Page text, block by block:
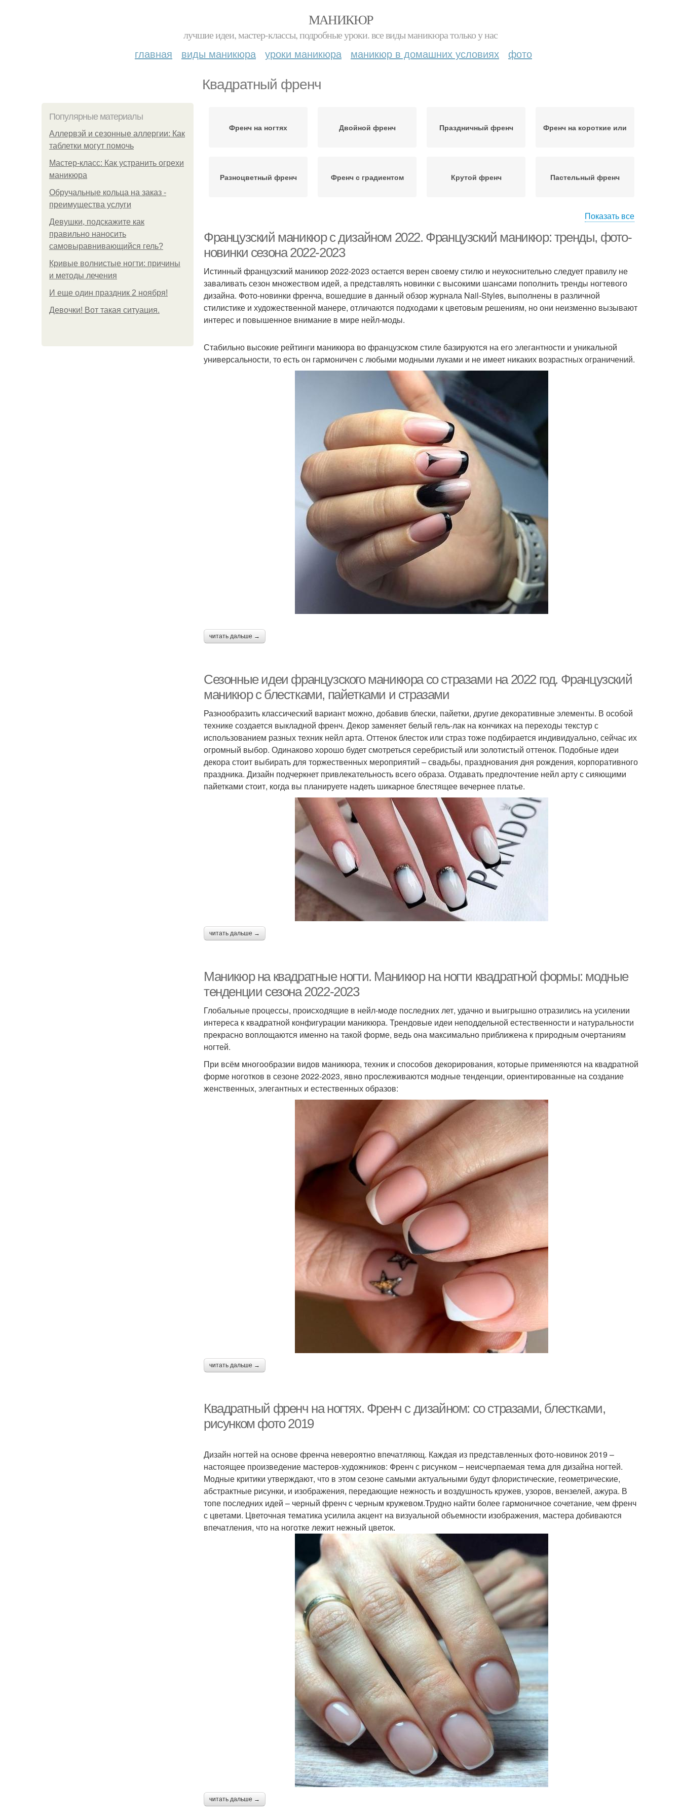
МАНИКЮР
лучшие идеи, мастер-классы, подробные уроки. все виды маникюра только у нас
главная виды маникюра уроки маникюра маникюр в домашних условиях фото
Квадратный френч
Популярные материалы
Аллервэй и сезонные аллергии: Как
таблетки могут помочь
Мастер-класс: Как устранить огрехи
маникюра
Обручальные кольца на заказ -
преимущества услуги
Девушки, подскажите как
правильно наносить
самовыравнивающийся гель?
Кривые волнистые ногти: причины
и методы лечения
И еще один праздник 2 ноября!
Девочки! Вот такая ситуация.
Френч на ногтях Двойной френч Праздничный френч Френч на короткие или
Разноцветный френч Френч с градиентом Крутой френч Пастельный френч
френч
Френч с
жизнерадостным
дизайном
Белый френч Френч с рисунком Яркий френч
Свадебный френч
Маникюр на квадратные
Показать все
Французский маникюр с дизайном 2022. Французский маникюр: тренды, фото-
новинки сезона 2022-2023
Истинный французский маникюр 2022-2023 остается верен своему стилю и неукоснительно следует правилу не
заваливать сезон множеством идей, а представлять новинки с высокими шансами пополнить тренды ногтевого
дизайна. Фото-новинки френча, вошедшие в данный обзор журнала Nail-Styles, выполнены в различной
стилистике и художественной манере, отличаются подходами к цветовым решениям, но они неизменно вызывают
интерес и повышенное внимание в мире нейл-моды.
Стабильно высокие рейтинги маникюра во французском стиле базируются на его элегантности и уникальной
универсальности, то есть он гармоничен с любыми модными луками и не имеет никаких возрастных ограничений.
читать дальше →
Сезонные идеи французского маникюра со стразами на 2022 год. Французский
маникюр с блестками, пайетками и стразами
Разнообразить классический вариант можно, добавив блески, пайетки, другие декоративные элементы. В особой
технике создается выкладной френч. Декор заменяет белый гель-лак на кончиках на переходы текстур с
использованием разных техник нейл арта. Оттенок блесток или страз тоже подбирается индивидуально, сейчас их
огромный выбор. Одинаково хорошо будет смотреться серебристый или золотистый оттенок. Подобные идеи
декора стоит выбирать для торжественных мероприятий – свадьбы, празднования дня рождения, корпоративного
праздника. Дизайн подчеркнет привлекательность всего образа. Отдавать предпочтение нейл арту с сияющими
пайетками стоит, когда вы планируете надеть шикарное блестящее вечернее платье.
читать дальше →
Маникюр на квадратные ногти. Маникюр на ногти квадратной формы: модные
тенденции сезона 2022-2023
Глобальные процессы, происходящие в нейл-моде последних лет, удачно и выигрышно отразились на усилении
интереса к квадратной конфигурации маникюра. Трендовые идеи неподдельной естественности и натуральности
прекрасно воплощаются именно на такой форме, ведь она максимально приближена к природным очертаниям
ногтей.
При всём многообразии видов маникюра, техник и способов декорирования, которые применяются на квадратной
форме ноготков в сезоне 2022-2023, явно прослеживаются модные тенденции, ориентированные на создание
женственных, элегантных и естественных образов:
читать дальше →
Квадратный френч на ногтях. Френч с дизайном: со стразами, блестками,
рисунком фото 2019
Дизайн ногтей на основе френча невероятно впечатляющ. Каждая из представленных фото-новинок 2019 –
настоящее произведение мастеров-художников: Френч с рисунком – неисчерпаемая тема для дизайна ногтей.
Модные критики утверждают, что в этом сезоне самыми актуальными будут флористические, геометрические,
абстрактные рисунки, и изображения, передающие нежность и воздушность кружев, узоров, вензелей, ажура. В
топе последних идей – черный френч с черным кружевом.Трудно найти более гармоничное сочетание, чем френч
с цветами. Цветочная тематика усилила акцент на визуальной объемности изображения, мастера добиваются
впечатления, что на ноготке лежит нежный цветок.
читать дальше →